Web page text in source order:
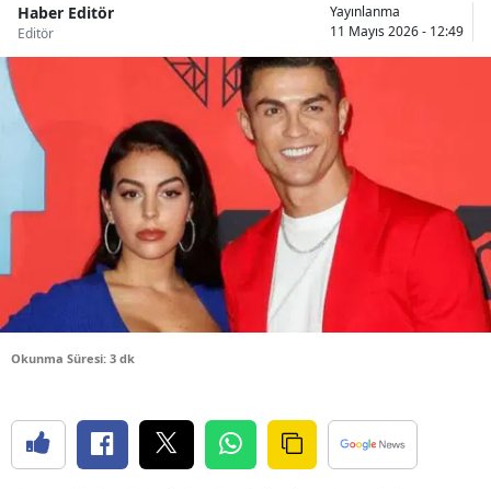
Bingöl
Bursa
Çanakkale
Çorum
Diyarbakır
Edirne
Haber Editör
Editör
Yayınlanma
11 Mayıs 2026 - 12:49
Okunma Süresi: 3 dk